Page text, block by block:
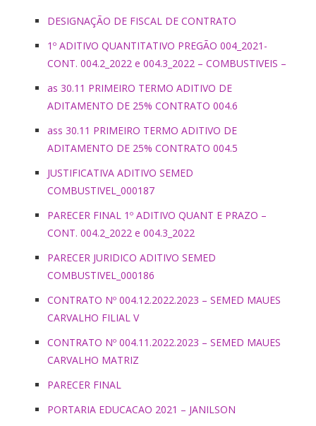
DESIGNAÇÃO DE FISCAL DE CONTRATO
1º ADITIVO QUANTITATIVO PREGÃO 004_2021-
CONT. 004.2_2022 e 004.3_2022 – COMBUSTIVEIS –
as 30.11 PRIMEIRO TERMO ADITIVO DE
ADITAMENTO DE 25% CONTRATO 004.6
ass 30.11 PRIMEIRO TERMO ADITIVO DE
ADITAMENTO DE 25% CONTRATO 004.5
JUSTIFICATIVA ADITIVO SEMED
COMBUSTIVEL_000187
PARECER FINAL 1º ADITIVO QUANT E PRAZO –
CONT. 004.2_2022 e 004.3_2022
PARECER JURIDICO ADITIVO SEMED
COMBUSTIVEL_000186
CONTRATO Nº 004.12.2022.2023 – SEMED MAUES
CARVALHO FILIAL V
CONTRATO Nº 004.11.2022.2023 – SEMED MAUES
CARVALHO MATRIZ
PARECER FINAL
PORTARIA EDUCACAO 2021 – JANILSON